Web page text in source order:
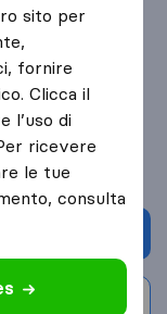
di traslochi
sito per
fornire
Clicca il
l’uso di
ricevere
le tue
consulta